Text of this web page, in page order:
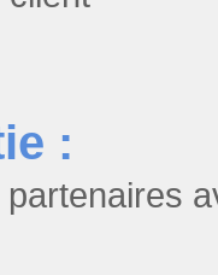
: